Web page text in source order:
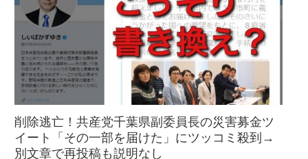
削除逃亡！共産党千葉県副委員長の災害募金ツ
イート「その一部を届けた」にツッコミ殺到→
別文章で再投稿も説明なし